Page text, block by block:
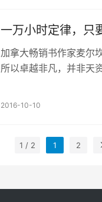
一万小时定律，只
加拿大畅销书作家麦尔
所以卓越非凡，并非天
2016-10-10
1 / 2 1 2